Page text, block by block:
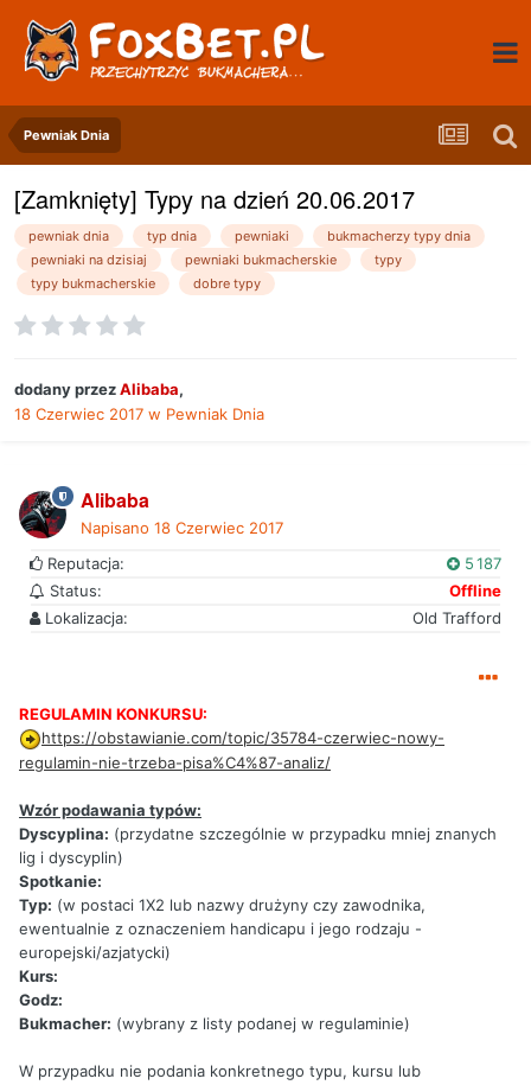
Pewniak Dnia
[Zamknięty] Typy na dzień 20.06.2017
pewniak dnia typ dnia pewniaki
bukmacherzy typy dnia
pewniaki na dzisiaj
pewniaki bukmacherskie
typy
typy bukmacherskie
dobre typy
dodany przezAlibaba,
18 Czerwiec 2017 w Pewniak Dnia
Alibaba
Napisano 18 Czerwiec 2017
Reputacja:
5 187
Status:
Offline
Lokalizacja:
Old Trafford
REGULAMIN KONKURSU:
https://obstawianie.com/topic/35784-czerwiec-nowy-
regulamin-nie-trzeba-pisa%C4%87-analiz/
Wzór podawania typów:
Dyscyplina: (przydatne szczególnie w przypadku mniej znanych
lig i dyscyplin)
Spotkanie:
Typ: (w postaci 1X2 lub nazwy drużyny czy zawodnika,
ewentualnie z oznaczeniem handicapu i jego rodzaju -
europejski/azjatycki)
Kurs:
Godz:
Bukmacher: (wybrany z listy podanej w regulaminie)
W przypadku nie podania konkretnego typu, kursu lub